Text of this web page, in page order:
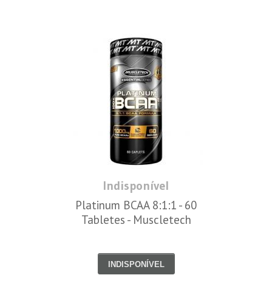
Indisponível
Platinum BCAA 8:1:1 - 60
Tabletes - Muscletech
INDISPONÍVEL